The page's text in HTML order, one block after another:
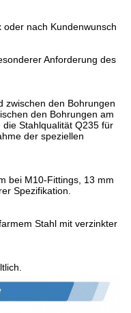
oder nach Kundenwunsch
Anforderung des
zwischen den Bohrungen
den Bohrungen am
Stahlqualität Q235 für
der speziellen
bei M10-Fittings, 13 mm
Spezifikation.
Stahl mit verzinkter